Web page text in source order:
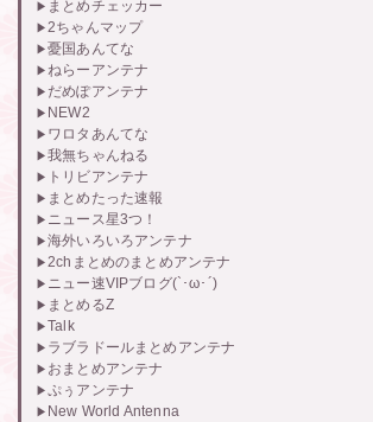
まとめチェッカー
2ちゃんマップ
憂国あんてな
ねらーアンテナ
だめぽアンテナ
NEW2
ワロタあんてな
我無ちゃんねる
トリビアンテナ
まとめたった速報
ニュース星3つ！
海外いろいろアンテナ
2chまとめのまとめアンテナ
ニュー速VIPブログ(`･ω･´)
まとめるZ
Talk
ラブラドールまとめアンテナ
おまとめアンテナ
ぷぅアンテナ
New World Antenna